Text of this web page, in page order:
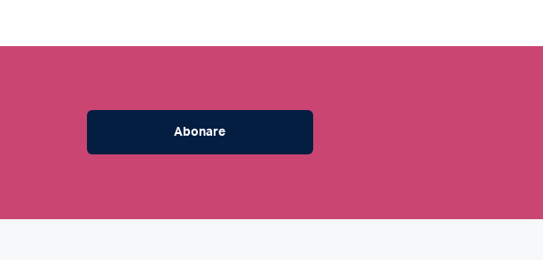
Abonare